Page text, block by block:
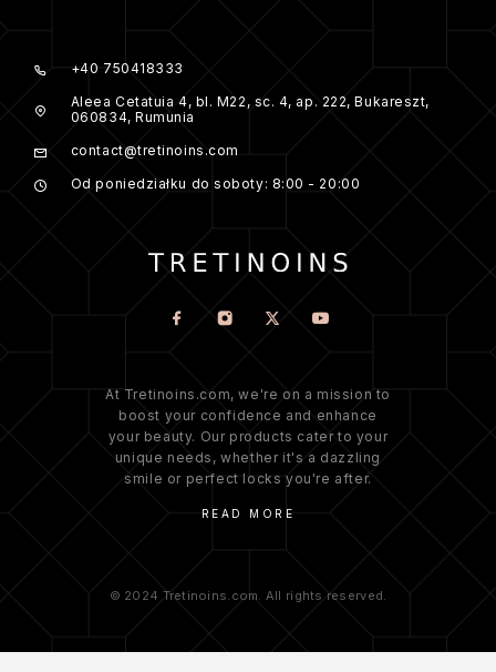
+40 750418333
Aleea Cetatuia 4, bl. M22, sc. 4, ap. 222, Bukareszt,
060834, Rumunia
contact@tretinoins.com
Od poniedziałku do soboty: 8:00 - 20:00
At Tretinoins.com, we're on a mission to
boost your confidence and enhance
your beauty. Our products cater to your
unique needs, whether it's a dazzling
smile or perfect locks you're after.
READ MORE
© 2024 Tretinoins.com. All rights reserved.